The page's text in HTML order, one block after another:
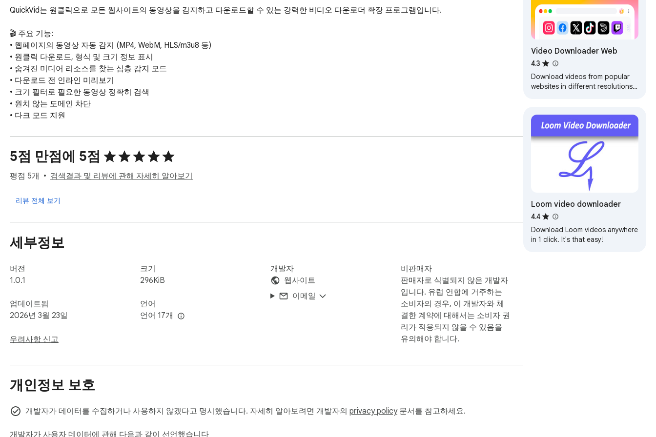
QuickVid는 원클릭으로 모든 웹사이트의 동영상을 감지하고 다운로드할 수 있는 강력한 비디오 다운로더 확장 프로그램입니다.
🎬 주요 기능:
• 웹페이지의 동영상 자동 감지 (MP4, WebM, HLS/m3u8 등)
• 원클릭 다운로드, 형식 및 크기 정보 표시
• 숨겨진 미디어 리소스를 찾는 심층 감지 모드
• 다운로드 전 인라인 미리보기
• 크기 필터로 필요한 동영상 정확히 검색
• 원치 않는 도메인 차단
• 다크 모드 지원
🔒 개인정보 보호:
• 데이터 수집 없음 - 브라우징이 비공개로 유지됩니다
• 모든 처리는 브라우저에서 로컬로 수행됩니다
• 계정 불필요
📋 사용 방법:
2. 도구 모음에서 QuickVid 아이콘 클릭
4. 다운로드를 클릭하여 비디오 저장
⚙️ 고급 기능:
• 심층 감지: 주입 스크립트를 활성화하여 더 많은 미디어 리소스 캡처
• 도메인 차단: 특정 사이트에서 감지 비활성화
비디오 콘텐츠가 있는 대부분의 웹사이트에서 작동합니다. DRM 보호가 있는 일부 사이트는 지원되지 않을 수 있습니다.
5점 만점에 5점
평점 5개 검색결과 및 리뷰에 관해 자세히 알아보기
리뷰 전체 보기
세부정보
버전
1.0.1
업데이트됨
2026년 3월 23일
우려사항 신고
크기
296KiB
언어
언어 17개
개발자
웹사이트
이메일
비판매자
판매자로 식별되지 않은 개발자
입니다. 유럽 연합에 거주하는
소비자의 경우, 이 개발자와 체
결한 계약에 대해서는 소비자 권
리가 적용되지 않을 수 있음을
유의해야 합니다.
개인정보 보호
개발자가 데이터를 수집하거나 사용하지 않겠다고 명시했습니다. 자세히 알아보려면 개발자의 privacy policy문서를 참고하세요.
개발자가 사용자 데이터에 관해 다음과 같이 선언했습니다
Video Downloader Web
4.3
Download videos from popular
websites in different resolutions
video.
Loom video downloader
4.4
Download Loom videos anywhere
in 1 click. It's that easy!